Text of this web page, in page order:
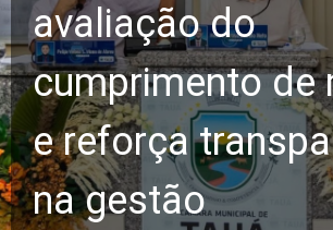
avaliação do
cumprimento de
e reforça
na gestão